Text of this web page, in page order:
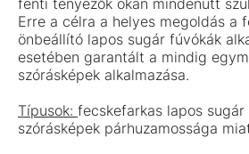
fenti tényezők okán mindenütt
Erre a célra a helyes megoldás a
önbeállító lapos sugár fúvókák
esetében garantált a mindig
szórásképek alkalmazása.
Típusok: fecskefarkas lapos sugár
szórásképek párhuzamossága